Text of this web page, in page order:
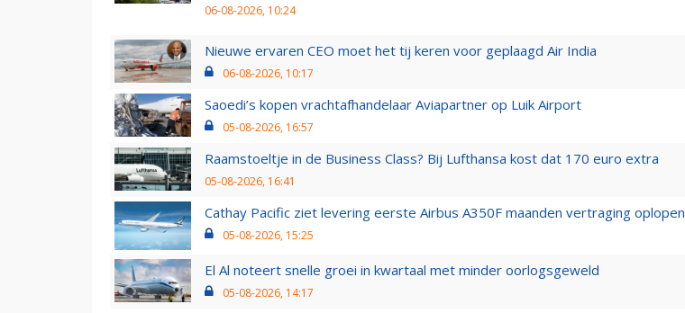
06-08-2026, 10:24
Nieuwe ervaren CEO moet het tij keren voor geplaagd Air India
06-08-2026, 10:17
Saoedi’s kopen vrachtafhandelaar Aviapartner op Luik Airport
05-08-2026, 16:57
Raamstoeltje in de Business Class? Bij Lufthansa kost dat 170 euro extra
05-08-2026, 16:41
Cathay Pacific ziet levering eerste Airbus A350F maanden vertraging oplopen
05-08-2026, 15:25
El Al noteert snelle groei in kwartaal met minder oorlogsgeweld
05-08-2026, 14:17